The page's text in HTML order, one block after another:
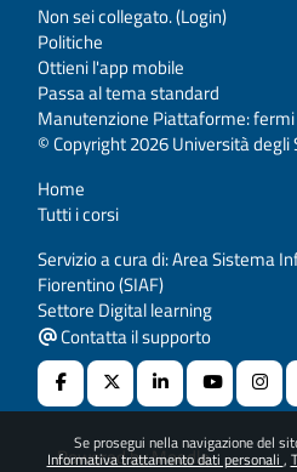
Se prosegui nella navigazione del
Informativa trattamento dati personali
Non sei collegato. (Login)
Politiche
Ottieni l'app mobile
Passa al tema standard
Manutenzione Piattaforme:
© Copyright 2026 Università degli
Home
Tutti i corsi
Servizio a cura di: Area Sistema
Fiorentino (SIAF)
Settore Digital learning
Contatta il supporto
Powered byMoodle